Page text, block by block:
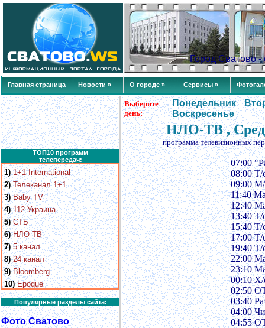
Город Сватово
Главная страница Новости » О городе » Сервисы »
ТОП10 программ
телепередач:
1) 1+1 International
2) Телеканал 1+1
3) Baby TV
4) 112 Украина
5) СТБ
6) НЛО-ТВ
7) 5 канал
8) 24 канал
9) Bloomberg
10) Epoque
Популярные разделы сайта:
Фото Сватово
Выберите
день:
Понедельник
Воскресенье
НЛО-ТВ ,
программа телевизионных
07:00
08:00
09:00
11:40
12:40
13:40
15:40
17:00
19:40
22:00
23:10
00:10
02:50
03:40
04:00
04:55